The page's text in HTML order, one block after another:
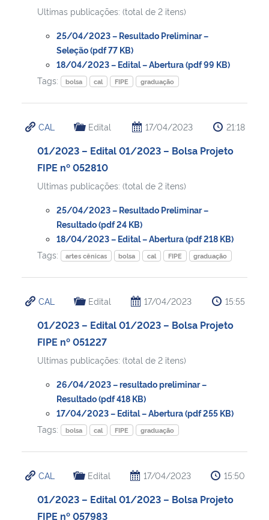
Ultimas publicações: (total de 2 itens)
25/04/2023 – Resultado Preliminar –
Seleção (pdf 77 KB)
18/04/2023 – Edital – Abertura (pdf 99 KB)
Tags:
bolsa cal FIPE graduação
CAL Edital 17/04/2023 21:18
01/2023 – Edital 01/2023 – Bolsa Projeto
FIPE nº 052810
Ultimas publicações: (total de 2 itens)
25/04/2023 – Resultado Preliminar –
Resultado (pdf 24 KB)
18/04/2023 – Edital – Abertura (pdf 218 KB)
Tags:
artes cênicas bolsa cal FIPE graduação
CAL Edital 17/04/2023 15:55
01/2023 – Edital 01/2023 – Bolsa Projeto
FIPE nº 051227
Ultimas publicações: (total de 2 itens)
26/04/2023 – resultado preliminar –
Resultado (pdf 418 KB)
17/04/2023 – Edital – Abertura (pdf 255 KB)
Tags:
bolsa cal FIPE graduação
CAL Edital 17/04/2023 15:50
01/2023 – Edital 01/2023 – Bolsa Projeto
FIPE nº 057983